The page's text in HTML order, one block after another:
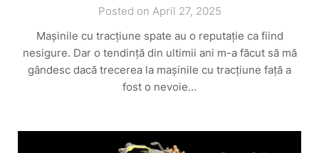
Posted on April 27, 2025
Mașinile cu tracțiune spate au o reputație ca fiind
nesigure. Dar o tendință din ultimii ani m-a făcut să mă
gândesc dacă trecerea la mașinile cu tracțiune față a
fost o nevoie…